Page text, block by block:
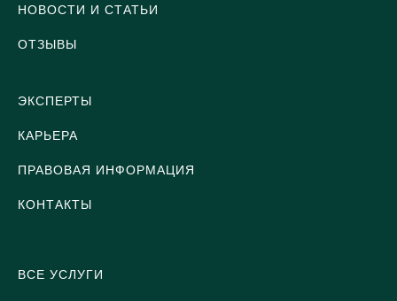
НОВОСТИ И СТАТЬИ
ОТЗЫВЫ
ЭКСПЕРТЫ
КАРЬЕРА
ПРАВОВАЯ ИНФОРМАЦИЯ
КОНТАКТЫ
ВСЕ УСЛУГИ